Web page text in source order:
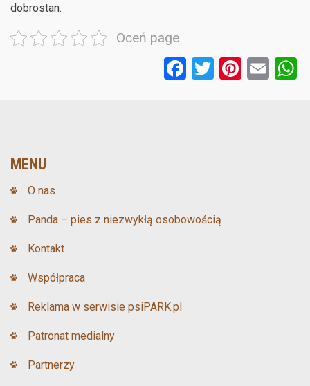
dobrostan.
Oceń page
F T Pi E
MENU
O nas
Panda – pies z niezwykłą osobowością
Kontakt
Współpraca
Reklama w serwisie psiPARK.pl
Patronat medialny
Partnerzy